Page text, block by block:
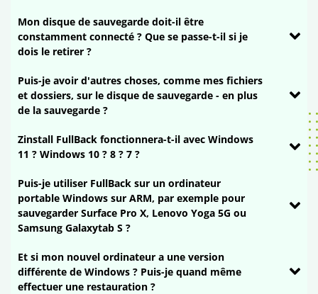
Mon disque de sauvegarde doit-il être
constamment connecté ? Que se passe-t-il si je
dois le retirer ?
Puis-je avoir d'autres choses, comme mes fichiers
et dossiers, sur le disque de sauvegarde - en plus
de la sauvegarde ?
Zinstall FullBack fonctionnera-t-il avec Windows
11 ? Windows 10 ? 8 ? 7 ?
Puis-je utiliser FullBack sur un ordinateur
portable Windows sur ARM, par exemple pour
sauvegarder Surface Pro X, Lenovo Yoga 5G ou
Samsung Galaxytab S ?
Et si mon nouvel ordinateur a une version
différente de Windows ? Puis-je quand même
effectuer une restauration ?